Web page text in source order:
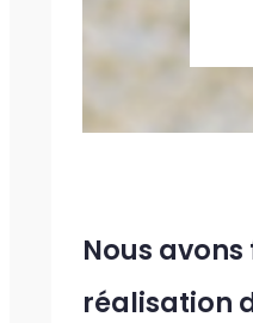
Nous
réalisation